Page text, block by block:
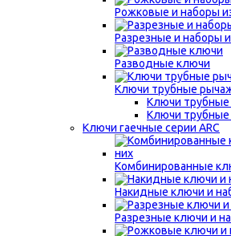
Рожковые и наборы
Разрезные и наборы
Разводные ключи
Ключи трубные
Ключи трубные
Ключи
Ключи гаечные серии ARC
Комбинированные
Накидные ключи и
Разрезные ключи и